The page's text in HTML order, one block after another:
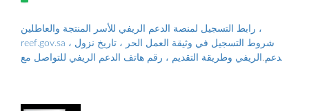
رابط التسجيل لمنصة الدعم الريفي للأسر المنتجة والعاطلين ،
reef.gov.sa ، شروط التسجيل في وثيقة العمل الحر ، تاريخ نزول
الدعم الريفي وطريقة التقديم ، رقم هاتف الدعم الريفي للتواصل مع